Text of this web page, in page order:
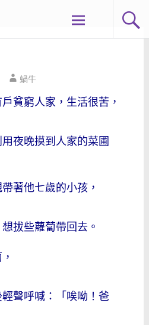
蝸牛
貧窮人家，生活很苦，
夜晚摸到人家的菜圃
著他七歲的小孩，
拔些蘿蔔帶回去。
聲呼喊：「唉呦！爸